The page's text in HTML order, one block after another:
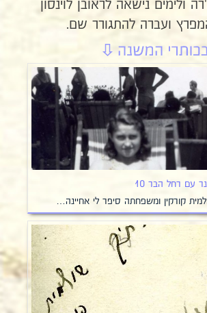
ולימים נישאה לראובן לוינסון
ועברה להתגורר שם.
עם רחל הבר 10
קורקין ומשפחתה סיפר לי אחיינה…